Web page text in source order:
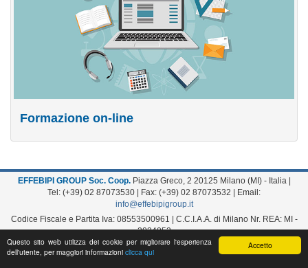
Accetto
Questo sito web utilizza dei cookie per migliorare l'esperienza
dell'utente, per maggiori informazioni clicca qui
Formazione on-line
EFFEBIPI GROUP Soc. Coop.Piazza Greco, 2 20125 Milano (MI) - Italia |
Tel: (+39) 02 87073530 | Fax: (+39) 02 87073532 | Email:
info@effebipigroup.it
Codice Fiscale e Partita Iva: 08553500961 | C.C.I.A.A. di Milano Nr. REA: MI -
2034052
Copyright 2016 © R.P.G. di Restelli Eliana E.|Privacy Normativa cookie
Sitemap